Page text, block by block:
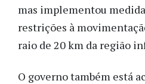
mas implementou
restrições à
raio de 20 km da região
O governo também está